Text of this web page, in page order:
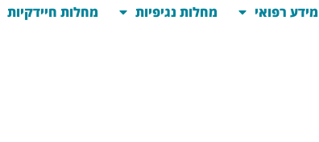
מידע רפואי מחלות נגיפיות מחלות חיידקיות